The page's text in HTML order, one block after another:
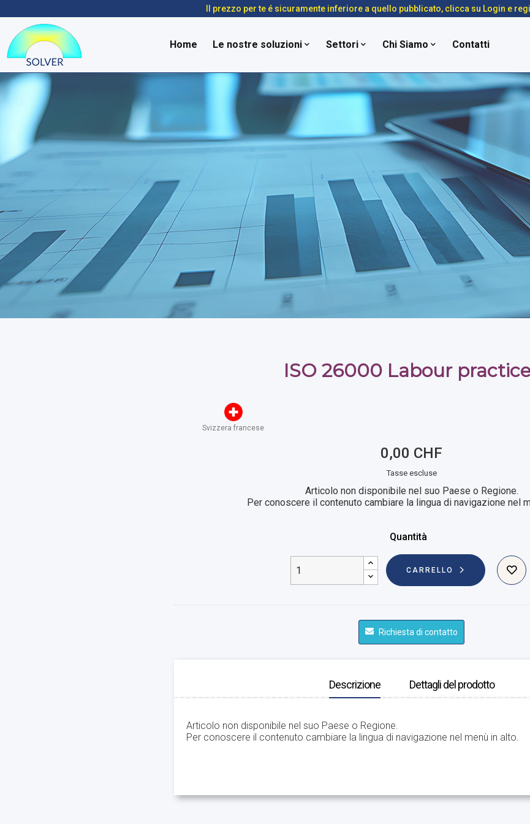
Il prezzo per te é sicuramente inferiore a quello pubblicato, clicca su Login e
Home Le nostre soluzioni Settori Chi Siamo Contatti
ISO 26000 Labour
Svizzera francese
0,00 CHF
Tasse escluse
Articolo non disponibile nel suo Paese o Regione.
Per conoscere il contenuto cambiare la lingua di navigazione nel
Quantità
CARRELLO
Richiesta di contatto
Descrizione Dettagli del prodotto
Articolo non disponibile nel suo Paese o Regione.
Per conoscere il contenuto cambiare la lingua di navigazione nel menù in alto.